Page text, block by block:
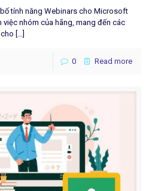
tính năng Webinars cho Microsoft
việc nhóm của hãng, mang đến các
[…]
0 Read more